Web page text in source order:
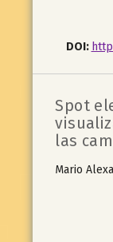
DOI:
Spot
las
Mario